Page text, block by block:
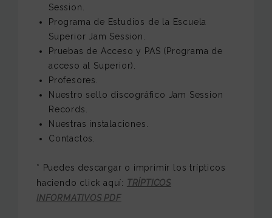
Session.
Programa de Estudios de la Escuela
Superior Jam Session.
Pruebas de Acceso y PAS (Programa de
acceso al Superior).
Profesores.
Nuestro sello discográfico Jam Session
Records.
Nuestras instalaciones.
Contactos.
* Puedes descargar o imprimir los trípticos
haciendo click aquí: TRÍPTICOS
INFORMATIVOS PDF